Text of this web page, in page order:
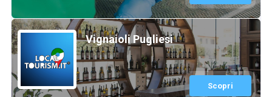
Vignaioli Pugliesi
Scopri